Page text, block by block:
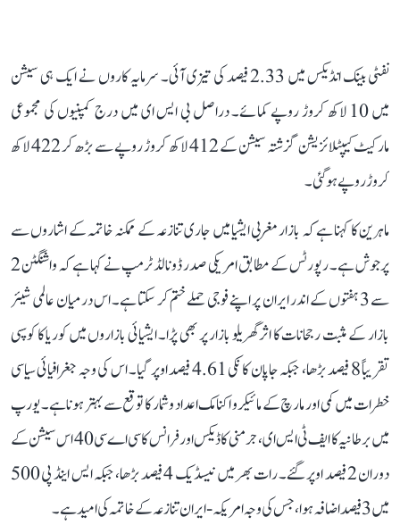
نفٹی بینک انڈیکس میں 2.33 فیصد کی تیزی آئی۔ سرمایہ کاروں نے ایک ہی سیشن
میں 10 لاکھ کروڑ روپے کمائے۔ دراصل بی ایس ای میں درج کمپنیوں کی مجموعی
مارکیٹ کیپٹلائزیشن گزشتہ سیشن کے 412 لاکھ کروڑ روپے سے بڑھ کر 422 لاکھ
کروڑ روپے ہو گئی۔
ماہرین کا کہنا ہے کہ بازار مغربی ایشیا میں جاری تنازعہ کے ممکنہ خاتمہ کے اشاروں سے
پرجوش ہے۔ رپورٹس کے مطابق امریکی صدر ڈونالڈ ٹرمپ نے کہا ہے کہ واشنگٹن 2
سے 3 ہفتوں کے اندر ایران پر اپنے فوجی حملے ختم کر سکتا ہے۔ اس درمیان عالمی شیئر
بازار کے مثبت رجحانات کا اثر گھریلو بازار پر بھی پڑا۔ ایشیائی بازاروں میں کوریا کا کوسپی
تقریباً 8 فیصد بڑھا، جبکہ جاپان کا نکی 4.61 فیصد اوپر گیا۔ اس کی وجہ جغرافیائی سیاسی
خطرات میں کمی اور مارچ کے مائیکرو اکنامک اعداد و شمار کا توقع سے بہتر ہونا ہے۔ یورپ
میں برطانیہ کا ایف ٹی ایس ای، جرمنی کا ڈیکس اور فرانس کا سی اے سی 40 اس سیشن کے
دوران 2 فیصد اوپر گئے۔ رات بھر میں نیسڈیک 4 فیصد بڑھا، جبکہ ایس اینڈ پی 500
میں 3 فیصد اضافہ ہوا، جس کی وجہ امریکہ-ایران تنازعہ کے خاتمہ کی امید ہے۔